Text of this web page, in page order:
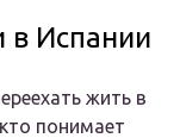
Испании
жить в
понимает